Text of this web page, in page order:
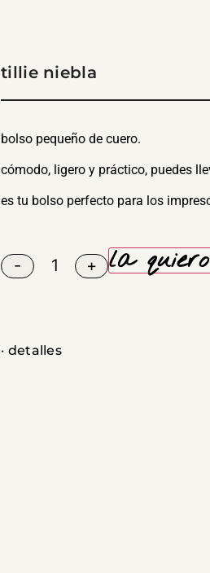
tillie niebla
bolso pequeño de cuero.
cómodo, ligero y práctico, puedes
es tu bolso perfecto para los
- + la
· detalles